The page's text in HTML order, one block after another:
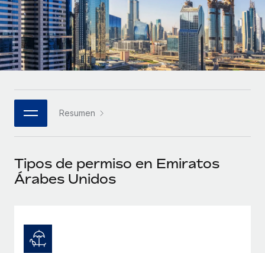
complicaciones.
Plataforma
Funciones esenciales de RR. HH. integradas para tu
equipo.
mediante nuestro MCP.
Integraciones
esenciales.
Pregunta a un experto
Obtén ayuda de gente experta en RR. HH. globales
Empresa
RR. HH. globales para grandes empresas.
ASOCIARSE
Socios tecnológicos estratégicos
Descubre oportunidades de colaborar con nosotros.
Remote Build Próximamente
CASOS PRÁCTICOS
Glosario de RR. HH.
Listas de verificación y plantillas
Biblioteca de descripciones de puestos
Eventos
Sala de prensa
Centro de información
Consulta todos los recursos
Português (Portugal)
日本語
한국어
中文（简体）
Resumen
Tipos de permiso en Emiratos
Árabes Unidos